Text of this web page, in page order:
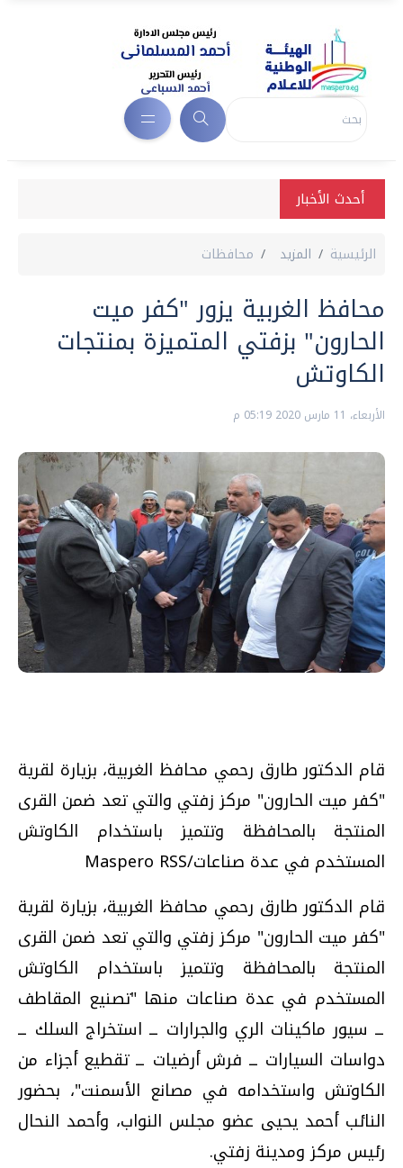
أحدث الأخبار
الرئيسية المزيد محافظات
محافظ الغربية يزور "كفر ميت
الحارون" بزفتي المتميزة بمنتجات
الكاوتش
الأربعاء، 11 مارس 2020 05:19 م
قام الدكتور طارق رحمي محافظ الغربية، بزيارة لقرية
"كفر ميت الحارون" مركز زفتي والتي تعد ضمن القرى
المنتجة بالمحافظة وتتميز باستخدام الكاوتش
المستخدم في عدة صناعات/Maspero RSS
قام الدكتور طارق رحمي محافظ الغربية، بزيارة لقرية
"كفر ميت الحارون" مركز زفتي والتي تعد ضمن القرى
المنتجة بالمحافظة وتتميز باستخدام الكاوتش
المستخدم في عدة صناعات منها "تصنيع المقاطف
ــ سيور ماكينات الري والجرارات ــ استخراج السلك ــ
دواسات السيارات ــ فرش أرضيات ــ تقطيع أجزاء من
الكاوتش واستخدامه في مصانع الأسمنت"، بحضور
النائب أحمد يحيى عضو مجلس النواب، وأحمد النحال
رئيس مركز ومدينة زفتي.